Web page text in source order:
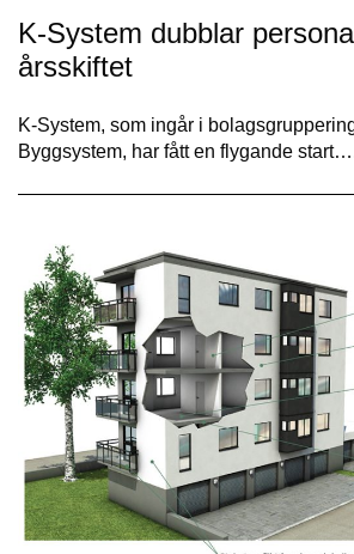
K-System dubblar
årsskiftet
K-System, som ingår i
Byggsystem, har fått en flygande